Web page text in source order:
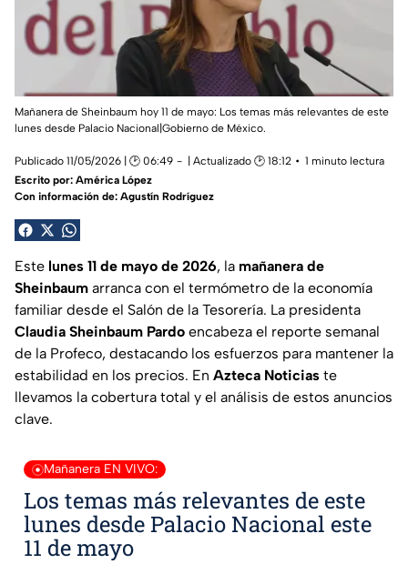
Mañanera de Sheinbaum hoy 11 de mayo: Los temas más relevantes de este
lunes desde Palacio Nacional|Gobierno de México.
Publicado 11/05/2026 | 🕑 06:49 | Actualizado 🕑 18:12
1 minuto lectura
Escrito por: América López
Con información de: Agustín Rodríguez
Este lunes 11 de mayo de 2026, la mañanera de
Sheinbaum arranca con el termómetro de la economía
familiar desde el Salón de la Tesorería. La presidenta
Claudia Sheinbaum Pardo encabeza el reporte semanal
de la Profeco, destacando los esfuerzos para mantener la
estabilidad en los precios. En Azteca Noticias te
llevamos la cobertura total y el análisis de estos anuncios
clave.
Mañanera EN VIVO:
Los temas más relevantes de este
lunes desde Palacio Nacional este
11 de mayo